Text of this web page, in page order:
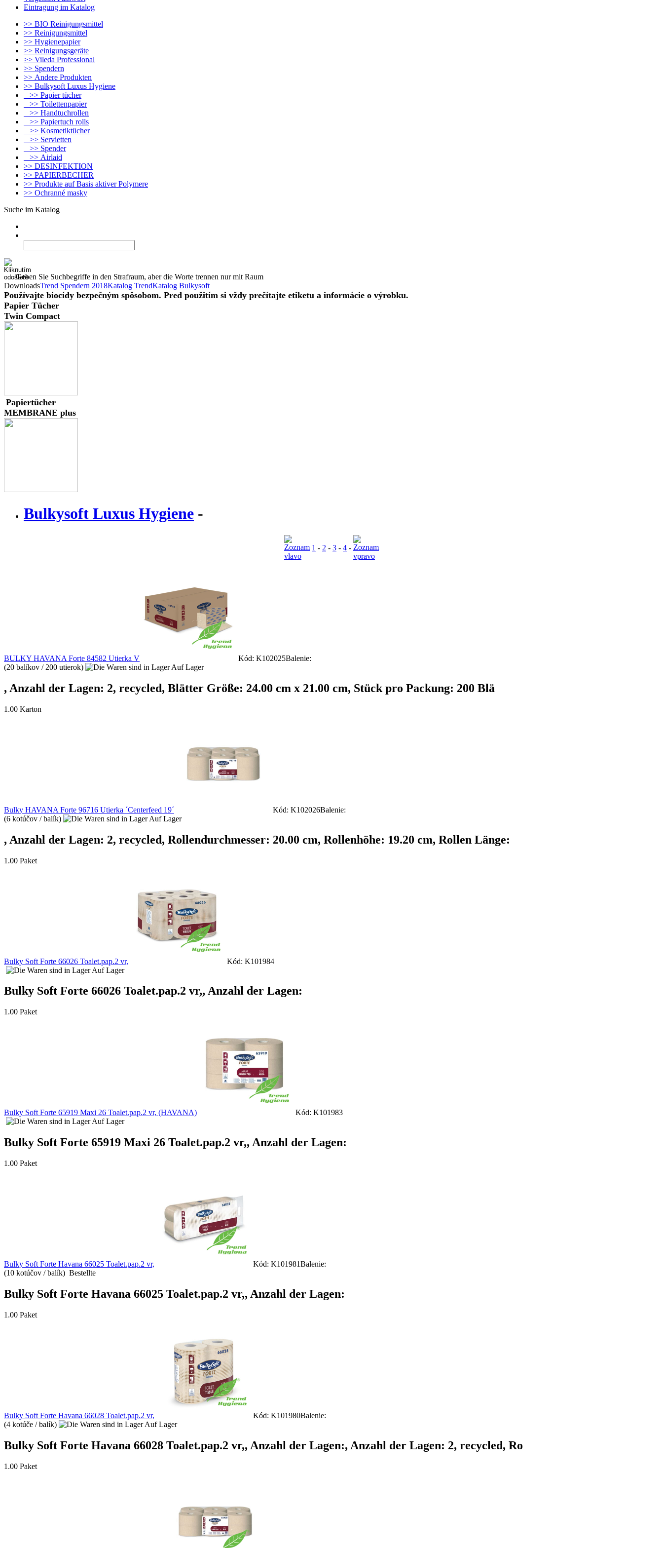
Eintragung im Katalog
>> BIO Reinigungsmittel
>> Reinigungsmittel
>> Hygienepapier
>> Reinigungsgeräte
>> Vileda Professional
>> Spendern
>> Andere Produkten
>> Bulkysoft Luxus Hygiene
>> Papier tücher
>> Toilettenpapier
>> Handtuchrollen
>> Papiertuch rolls
>> Kosmetiktücher
>> Servietten
>> Spender
>> Airlaid
>> DESINFEKTION
>> PAPIERBECHER
>> Produkte auf Basis aktiver Polymere
>> Ochranné masky
Suche im Katalog
Geben Sie Suchbegriffe in den Strafraum, aber die Worte trennen nur mit Raum
DownloadsTrend Spendern 2018Katalog TrendKatalog Bulkysoft
Používajte biocídy bezpečným spôsobom. Pred použitím si vždy prečítajte etiketu a informácie o výrobku.
Papier Tücher
Twin Compact
Papiertücher
MEMBRANE plus
Bulkysoft Luxus Hygiene -
1 - 2 - 3 - 4 -
BULKY HAVANA Forte 84582 Utierka V Kód: K102025Balenie:
(20 balíkov / 200 utierok)
Auf Lager
, Anzahl der Lagen: 2, recycled, Blätter Größe: 24.00 cm x 21.00 cm, Stück pro Packung: 200 Blä
1.00 Karton
Bulky HAVANA Forte 96716 Utierka ´Centerfeed 19´ Kód: K102026Balenie:
(6 kotúčov / balík)
Auf Lager
, Anzahl der Lagen: 2, recycled, Rollendurchmesser: 20.00 cm, Rollenhöhe: 19.20 cm, Rollen Länge:
1.00 Paket
Bulky Soft Forte 66026 Toalet.pap.2 vr,
Kód: K101984
Auf Lager
Bulky Soft Forte 66026 Toalet.pap.2 vr,, Anzahl der Lagen:
1.00 Paket
Bulky Soft Forte 65919 Maxi 26 Toalet.pap.2 vr, (HAVANA)
Kód: K101983
Auf Lager
Bulky Soft Forte 65919 Maxi 26 Toalet.pap.2 vr,, Anzahl der Lagen:
1.00 Paket
Bulky Soft Forte Havana 66025 Toalet.pap.2 vr, Kód: K101981Balenie:
(10 kotúčov / balík) Bestellte
Bulky Soft Forte Havana 66025 Toalet.pap.2 vr,, Anzahl der Lagen:
1.00 Paket
Bulky Soft Forte Havana 66028 Toalet.pap.2 vr, Kód: K101980Balenie:
(4 kotúče / balík)
Auf Lager
Bulky Soft Forte Havana 66028 Toalet.pap.2 vr,, Anzahl der Lagen:, Anzahl der Lagen: 2, recycled, Ro
1.00 Paket